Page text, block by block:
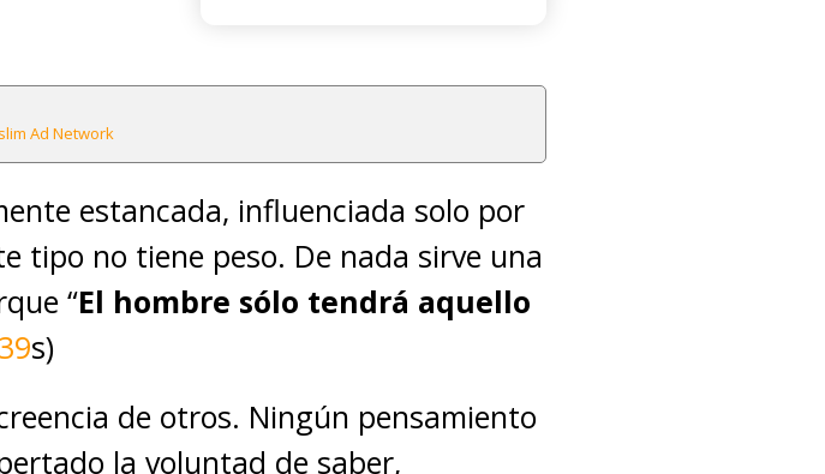
Ad Network
estancada, influenciada solo por
tipo no tiene peso. De nada sirve una
“El hombre sólo tendrá aquello
s)
de otros. Ningún pensamiento
la voluntad de saber,